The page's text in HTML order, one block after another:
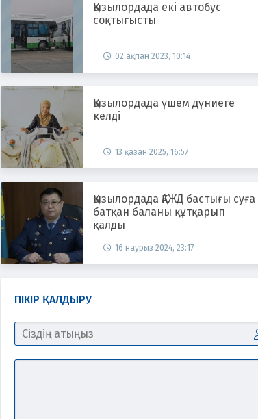
Қызылордада екі автобус
соқтығысты
02 ақпан 2023, 10:14
Қызылордада үшем дүниеге
келді
13 қазан 2025, 16:57
Қызылордада ҚАЖД бастығы суға
батқан баланы құтқарып
қалды
16 наурыз 2024, 23:17
ПІКІР ҚАЛДЫРУ